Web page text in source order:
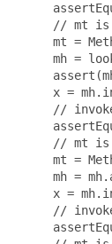
// mt is
mt =
mh =
x =
//
// mt is
mt =
mh =
x =
//